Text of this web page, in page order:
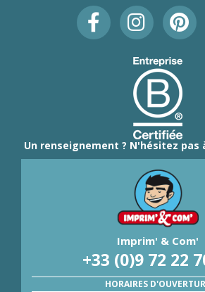
Un renseignement ? N'hésitez pas
Imprim' & Com'
+33 (0)9 72 22
HORAIRES